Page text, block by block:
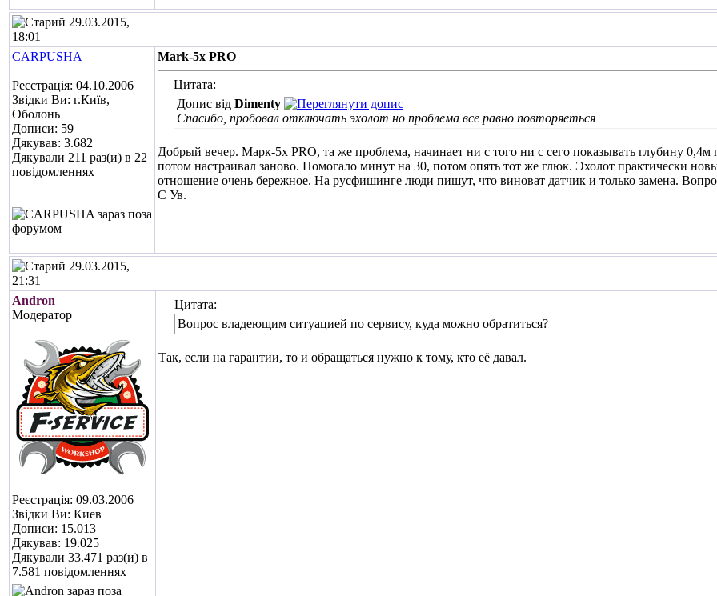
29.03.2015,
18:01
CARPUSHA
Реєстрація: 04.10.2006
Звідки Ви: г.Київ,
Оболонь
Дописи: 59
Дякував: 3.682
Дякували 211 раз(и) в 22
повідомленнях
Mark-5x PRO
Цитата:
Допис від Dimenty
Спасибо, пробовал отключать эхолот но проблема все равно повторяеться
Добрый вечер. Марк-5х PRO, та же проблема, начинает ни с того ни с сего показывать глубину
потом настраивал заново. Помогало минут на 30, потом опять тот же глюк. Эхолот практически
отношение очень бережное. На русфишинге люди пишут, что виноват датчик и только замена.
С Ув.
29.03.2015,
21:31
Andron
Модератор
Реєстрація: 09.03.2006
Звідки Ви: Киев
Дописи: 15.013
Дякував: 19.025
Дякували 33.471 раз(и) в
7.581 повідомленнях
Цитата:
Вопрос владеющим ситуацией по сервису, куда можно обратиться?
Так, если на гарантии, то и обращаться нужно к тому, кто её давал.